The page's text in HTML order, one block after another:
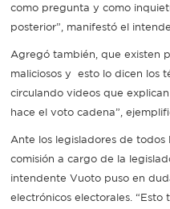
como pregunta y como
posterior”, manifestó el
Agregó también, que existen
maliciosos y esto lo dicen los
circulando videos que
hace el voto cadena”,
Ante los legisladores de
comisión a cargo de la
intendente Vuoto puso en
electrónicos electorales.